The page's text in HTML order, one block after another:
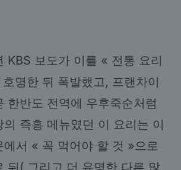
KBS 보도가 이를 « 전통 요리
명한 뒤 폭발했고, 프랜차이
한반도 전역에 우후죽순처럼
즉흥 메뉴였던 이 요리는 이
서 « 꼭 먹어야 할 것 »으로
뒤( 그리고 더 유명한 다른 많